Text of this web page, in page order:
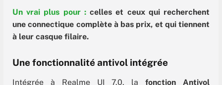
Un vrai plus pour :celles et ceux qui recherchent
une connectique complète à bas prix, et qui tiennent
à leur casque filaire.
Une fonctionnalité antivol intégrée
Intégrée à Realme UI 7.0, lafonction Antivol